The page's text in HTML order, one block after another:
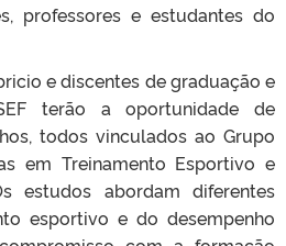
professores e estudantes do
e discentes de graduação e
terão a oportunidade de
todos vinculados ao Grupo
em Treinamento Esportivo e
estudos abordam diferentes
esportivo e do desempenho